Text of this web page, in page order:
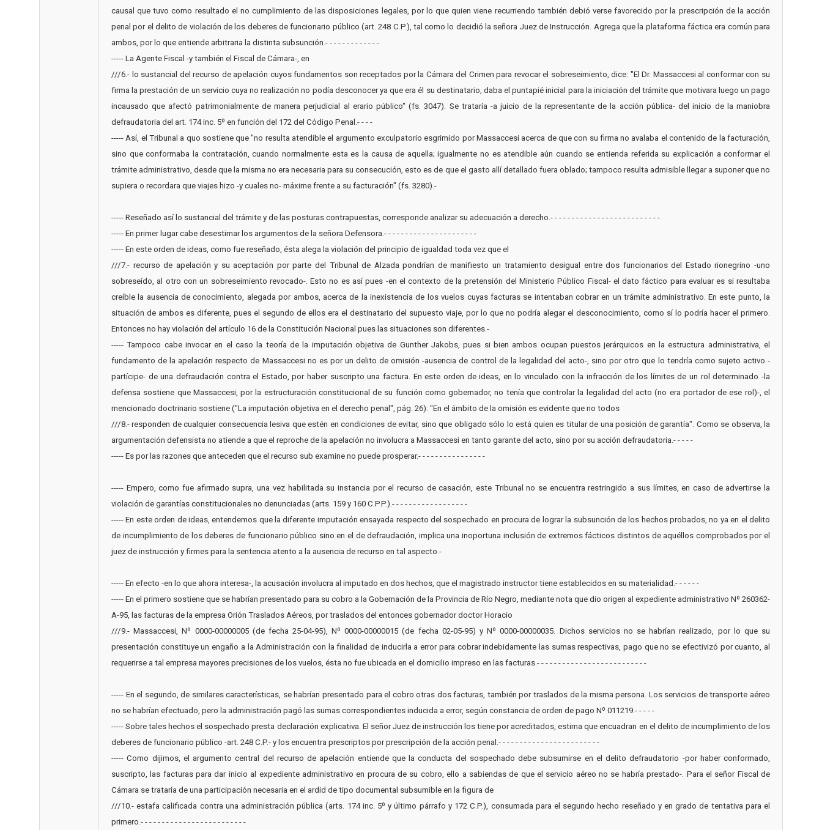
causal que tuvo como resultado el no cumplimiento de las disposiciones legales, por lo que quien viene recurriendo también debió verse favorecido por la prescripción de la acción
penal por el delito de violación de los deberes de funcionario público (art. 248 C.P.), tal como lo decidió la señora Juez de Instrucción. Agrega que la plataforma fáctica era común para
ambos, por lo que entiende arbitraria la distinta subsunción.- - - - - - - - - - - - -
----- La Agente Fiscal -y también el Fiscal de Cámara-, en
///6.- lo sustancial del recurso de apelación cuyos fundamentos son receptados por la Cámara del Crimen para revocar el sobreseimiento, dice: "El Dr. Massaccesi al conformar con su
firma la prestación de un servicio cuya no realización no podía desconocer ya que era él su destinatario, daba el puntapié inicial para la iniciación del trámite que motivara luego un pago
incausado que afectó patrimonialmente de manera perjudicial al erario público" (fs. 3047). Se trataría -a juicio de la representante de la acción pública- del inicio de la maniobra
defraudatoria del art. 174 inc. 5º en función del 172 del Código Penal.- - - -
----- Así, el Tribunal a quo sostiene que "no resulta atendible el argumento exculpatorio esgrimido por Massaccesi acerca de que con su firma no avalaba el contenido de la facturación,
sino que conformaba la contratación, cuando normalmente esta es la causa de aquella; igualmente no es atendible aún cuando se entienda referida su explicación a conformar el
trámite administrativo, desde que la misma no era necesaria para su consecución, esto es de que el gasto allí detallado fuera oblado; tampoco resulta admisible llegar a suponer que no
supiera o recordara que viajes hizo -y cuales no- máxime frente a su facturación" (fs. 3280).-
----- Reseñado así lo sustancial del trámite y de las posturas contrapuestas, corresponde analizar su adecuación a derecho.- - - - - - - - - - - - - - - - - - - - - - - - - -
----- En primer lugar cabe desestimar los argumentos de la señora Defensora.- - - - - - - - - - - - - - - - - - - - - -
----- En este orden de ideas, como fue reseñado, ésta alega la violación del principio de igualdad toda vez que el
///7.- recurso de apelación y su aceptación por parte del Tribunal de Alzada pondrían de manifiesto un tratamiento desigual entre dos funcionarios del Estado rionegrino -uno
sobreseído, al otro con un sobreseimiento revocado-. Esto no es así pues -en el contexto de la pretensión del Ministerio Público Fiscal- el dato fáctico para evaluar es si resultaba
creíble la ausencia de conocimiento, alegada por ambos, acerca de la inexistencia de los vuelos cuyas facturas se intentaban cobrar en un trámite administrativo. En este punto, la
situación de ambos es diferente, pues el segundo de ellos era el destinatario del supuesto viaje, por lo que no podría alegar el desconocimiento, como sí lo podría hacer el primero.
Entonces no hay violación del artículo 16 de la Constitución Nacional pues las situaciones son diferentes.-
----- Tampoco cabe invocar en el caso la teoría de la imputación objetiva de Gunther Jakobs, pues si bien ambos ocupan puestos jerárquicos en la estructura administrativa, el
fundamento de la apelación respecto de Massaccesi no es por un delito de omisión -ausencia de control de la legalidad del acto-, sino por otro que lo tendría como sujeto activo -
partícipe- de una defraudación contra el Estado, por haber suscripto una factura. En este orden de ideas, en lo vinculado con la infracción de los límites de un rol determinado -la
defensa sostiene que Massaccesi, por la estructuración constitucional de su función como gobernador, no tenía que controlar la legalidad del acto (no era portador de ese rol)-, el
mencionado doctrinario sostiene ("La imputación objetiva en el derecho penal", pág. 26): "En el ámbito de la omisión es evidente que no todos
///8.- responden de cualquier consecuencia lesiva que estén en condiciones de evitar, sino que obligado sólo lo está quien es titular de una posición de garantía". Como se observa, la
argumentación defensista no atiende a que el reproche de la apelación no involucra a Massaccesi en tanto garante del acto, sino por su acción defraudatoria.- - - - -
----- Es por las razones que anteceden que el recurso sub examine no puede prosperar.- - - - - - - - - - - - - - - -
----- Empero, como fue afirmado supra, una vez habilitada su instancia por el recurso de casación, este Tribunal no se encuentra restringido a sus límites, en caso de advertirse la
violación de garantías constitucionales no denunciadas (arts. 159 y 160 C.P.P.).- - - - - - - - - - - - - - - - - -
----- En este orden de ideas, entendemos que la diferente imputación ensayada respecto del sospechado en procura de lograr la subsunción de los hechos probados, no ya en el delito
de incumplimiento de los deberes de funcionario público sino en el de defraudación, implica una inoportuna inclusión de extremos fácticos distintos de aquéllos comprobados por el
juez de instrucción y firmes para la sentencia atento a la ausencia de recurso en tal aspecto.-
----- En efecto -en lo que ahora interesa-, la acusación involucra al imputado en dos hechos, que el magistrado instructor tiene establecidos en su materialidad.- - - - - -
----- En el primero sostiene que se habrían presentado para su cobro a la Gobernación de la Provincia de Río Negro, mediante nota que dio origen al expediente administrativo Nº 260362-
A-95, las facturas de la empresa Orión Traslados Aéreos, por traslados del entonces gobernador doctor Horacio
///9.- Massaccesi, Nº 0000-00000005 (de fecha 25-04-95), Nº 0000-00000015 (de fecha 02-05-95) y Nº 0000-00000035. Dichos servicios no se habrían realizado, por lo que su
presentación constituye un engaño a la Administración con la finalidad de inducirla a error para cobrar indebidamente las sumas respectivas, pago que no se efectivizó por cuanto, al
requerirse a tal empresa mayores precisiones de los vuelos, ésta no fue ubicada en el domicilio impreso en las facturas.- - - - - - - - - - - - - - - - - - - - - - - - - -
----- En el segundo, de similares características, se habrían presentado para el cobro otras dos facturas, también por traslados de la misma persona. Los servicios de transporte aéreo
no se habrían efectuado, pero la administración pagó las sumas correspondientes inducida a error, según constancia de orden de pago Nº 011219.- - - - -
----- Sobre tales hechos el sospechado presta declaración explicativa. El señor Juez de instrucción los tiene por acreditados, estima que encuadran en el delito de incumplimiento de los
deberes de funcionario público -art. 248 C.P.- y los encuentra prescriptos por prescripción de la acción penal.- - - - - - - - - - - - - - - - - - - - - - - -
----- Como dijimos, el argumento central del recurso de apelación entiende que la conducta del sospechado debe subsumirse en el delito defraudatorio -por haber conformado,
suscripto, las facturas para dar inicio al expediente administrativo en procura de su cobro, ello a sabiendas de que el servicio aéreo no se habría prestado-. Para el señor Fiscal de
Cámara se trataría de una participación necesaria en el ardid de tipo documental subsumible en la figura de
///10.- estafa calificada contra una administración pública (arts. 174 inc. 5º y último párrafo y 172 C.P.), consumada para el segundo hecho reseñado y en grado de tentativa para el
primero.- - - - - - - - - - - - - - - - - - - - - - - - -